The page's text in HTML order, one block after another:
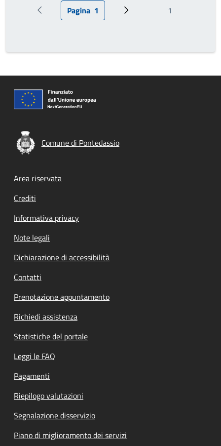
Pagina precedentePagina attuale
Pagina 1 Pagina successiva
Comune di Pontedassio
Footer menu
Area riservata
Crediti
Informativa privacy
Note legali
Dichiarazione di accessibilità
Contatti
Prenotazione appuntamento
Richiedi assistenza
Statistiche del portale
Leggi le FAQ
Pagamenti
Riepilogo valutazioni
Segnalazione disservizio
Piano di miglioramento dei servizi